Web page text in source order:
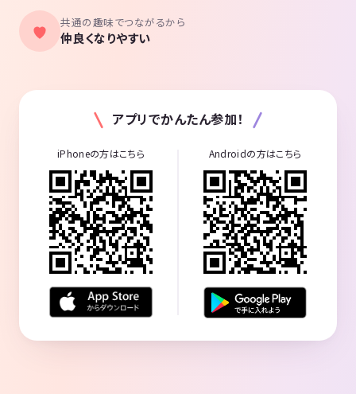
共通の趣味でつながるから
仲良くなりやすい
アプリでかんたん参加！
iPhoneの方はこちら Androidの方はこちら